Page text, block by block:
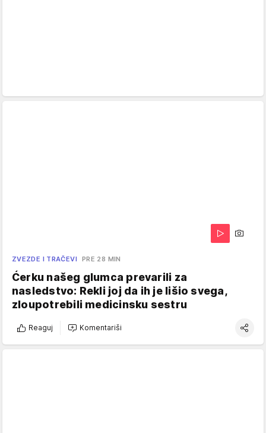
ZVEZDE I TRAČEVI PRE 28 MIN
Ćerku našeg glumca prevarili za
nasledstvo: Rekli joj da ih je lišio svega,
zloupotrebili medicinsku sestru
Reaguj Komentariši